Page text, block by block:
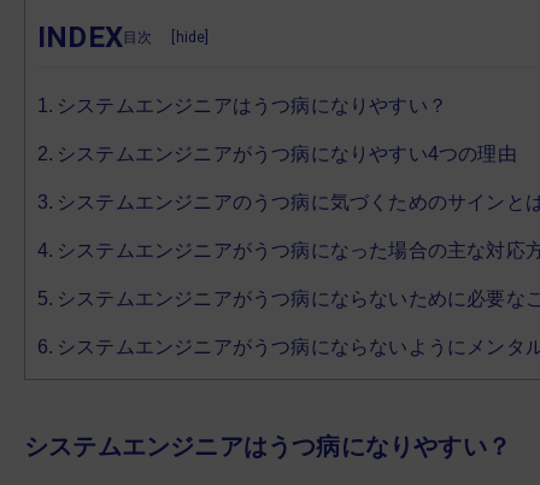
INDEX hide
システムエンジニアはうつ病になりやすい？
システムエンジニアがうつ病になりやすい4つの理由
システムエンジニアのうつ病に気づくためのサインと
システムエンジニアがうつ病になった場合の主な対応
システムエンジニアがうつ病にならないために必要な
システムエンジニアがうつ病にならないようにメンタ
システムエンジニアはうつ病になりやすい？